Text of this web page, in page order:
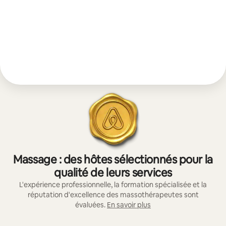
Massage : des hôtes sélectionnés pour la
qualité de leurs services
L'expérience professionnelle, la formation spécialisée et la
réputation d'excellence des massothérapeutes sont
évaluées. En savoir plus